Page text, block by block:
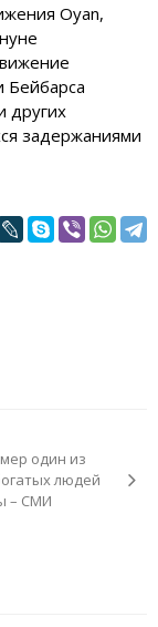
Oyan,
Бейбарса
других
задержаниями
один из
людей
– СМИ